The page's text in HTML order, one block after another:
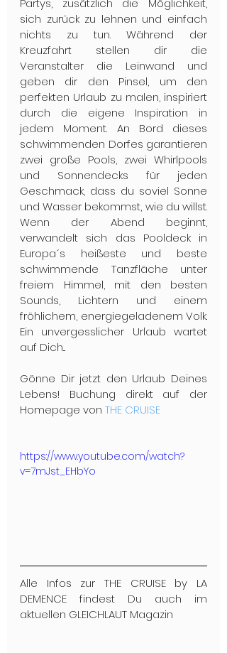
Partys, zusätzlich die Möglichkeit,
sich zurück zu lehnen und einfach
nichts zu tun. Während der
Kreuzfahrt stellen dir die
Veranstalter die Leinwand und
geben dir den Pinsel, um den
perfekten Urlaub zu malen, inspiriert
durch die eigene Inspiration in
jedem Moment. An Bord dieses
schwimmenden Dorfes garantieren
zwei große Pools, zwei Whirlpools
und Sonnendecks für jeden
Geschmack, dass du soviel Sonne
und Wasser bekommst, wie du willst.
Wenn der Abend beginnt,
verwandelt sich das Pooldeck in
Europa´s heißeste und beste
schwimmende Tanzfläche unter
freiem Himmel, mit den besten
Sounds, Lichtern und einem
fröhlichem, energiegeladenem Volk.
Ein unvergesslicher Urlaub wartet
auf Dich...
Gönne Dir jetzt den Urlaub Deines
Lebens! Buchung direkt auf der
Homepage von THE CRUISE
https://www.youtube.com/watch?
v=7mJst_EHbYo
Alle Infos zur THE CRUISE by LA
DEMENCE findest Du auch im
aktuellen GLEICHLAUT Magazin